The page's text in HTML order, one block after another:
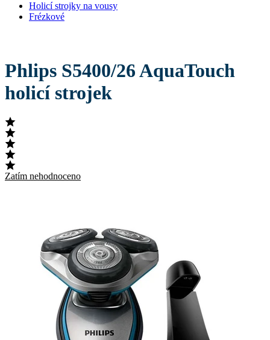
Holicí strojky na vousy
Frézkové
Phlips S5400/26 AquaTouch
holicí strojek
Zatím nehodnoceno